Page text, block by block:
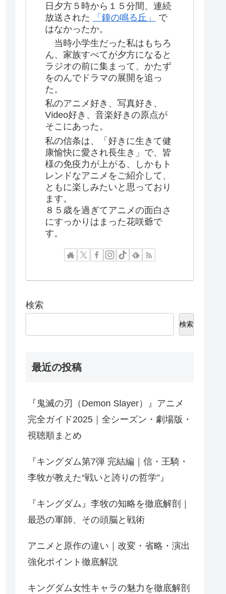
日夕方５時から１５分間、連続
放送された
「鐘の鳴る丘」
で
はなかったか。
当時小学生だった私はもちろ
ん、家族すべてが夕方になると
ラジオの前に集まって、かたず
をのんでドラマの展開を追っ
た。
私のアニメ好き、写真好き、
Video好き、音楽好きの原点が
そこにあった。
私の信条は、「好きに生きて健
康愉快に愛され長生き」で、皆
様の免疫力が上がる、しかもト
レンドなアニメをご紹介して、
ともに楽しみたいと思っており
ます。
８５歳を過ぎてアニメの面白さ
にすっかりはまった花咲爺で
す。
検索
検索
最近の投稿
『鬼滅の刃（Demon Slayer）』アニメ
完全ガイド2025｜全シーズン・劇場版・
視聴順まとめ
『キングダム第7弾 完結編｜信・王騎・
李牧が教えた“戦いと誇りの哲学”』
『キングダム』李牧の知略を徹底解剖｜
最恐の軍師、その頭脳と戦術
アニメと原作の違い｜改変・省略・演出
強化ポイント徹底解説
キングダム女性キャラの魅力を徹底解剖